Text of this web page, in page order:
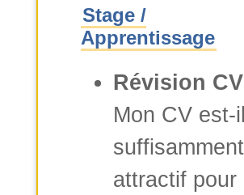
Stage /
Apprentissage
Révision
Mon CV est-il
suffisamment
attractif pour